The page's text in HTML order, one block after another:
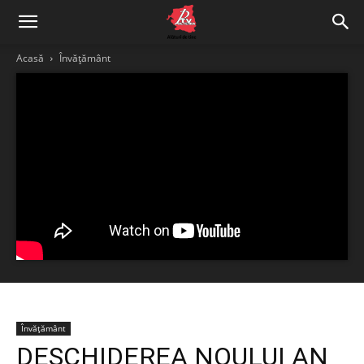
Acasă Învățământ
Învățământ
DESCHIDEREA NOULUI AN